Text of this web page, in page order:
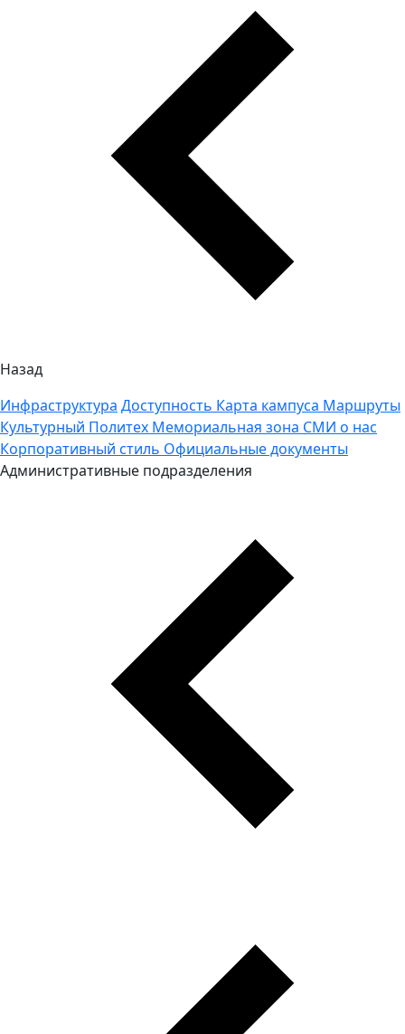
Назад
Инфраструктура Доступность Карта кампуса Маршруты
Культурный Политех Мемориальная зона СМИ о нас
Корпоративный стиль Официальные документы
Административные подразделения